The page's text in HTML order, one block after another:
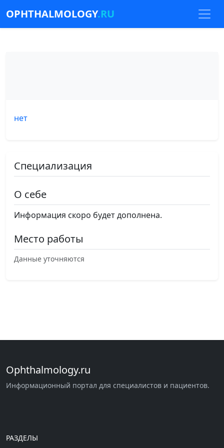
OPHTHALMOLOGY.RU
нет
Специализация
О себе
Информация скоро будет дополнена.
Место работы
Данные уточняются
Ophthalmology.ru
Информационный портал для специалистов и пациентов.
РАЗДЕЛЫ